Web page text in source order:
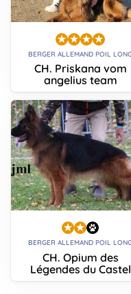
BERGER ALLEMAND POIL
CH. Priskana vom
angelius team
BERGER ALLEMAND POIL
CH. Opium des
Légendes du Castel